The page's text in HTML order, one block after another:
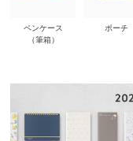
ペンケース
（筆箱）
ポーチ